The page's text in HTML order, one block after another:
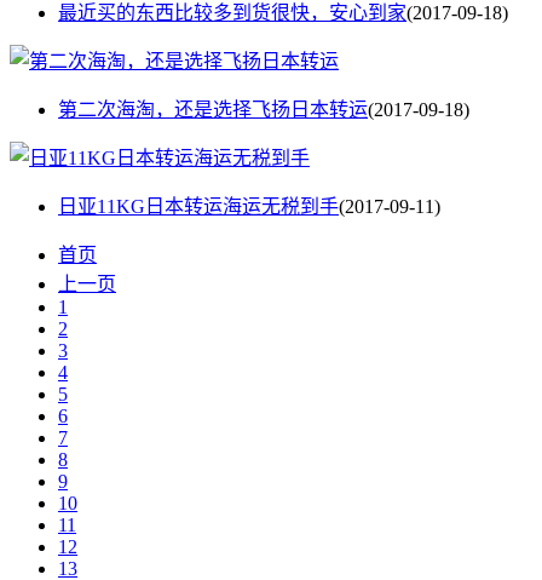
最近买的东西比较多到货很快，安心到家(2017-09-18)
第二次海淘，还是选择飞扬日本转运(2017-09-18)
日亚11KG日本转运海运无税到手(2017-09-11)
首页
上一页
1
2
3
4
5
6
7
8
9
10
11
12
13